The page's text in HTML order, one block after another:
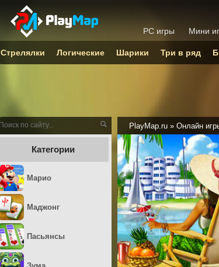
PlayMap.ru » Онлайн
Категории
Марио
Маджонг
Пасьянсы
PC игры Мини
Стрелялки Логические Шарики Три в ряд